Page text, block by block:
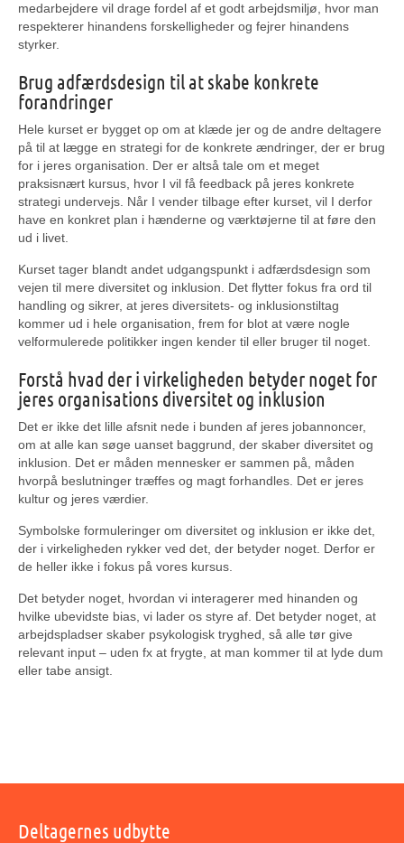
medarbejdere vil drage fordel af et godt arbejdsmiljø, hvor man
respekterer hinandens forskelligheder og fejrer hinandens
styrker.
Brug adfærdsdesign til at skabe konkrete
forandringer
Hele kurset er bygget op om at klæde jer og de andre deltagere
på til at lægge en strategi for de konkrete ændringer, der er brug
for i jeres organisation. Der er altså tale om et meget
praksisnært kursus, hvor I vil få feedback på jeres konkrete
strategi undervejs. Når I vender tilbage efter kurset, vil I derfor
have en konkret plan i hænderne og værktøjerne til at føre den
ud i livet.
Kurset tager blandt andet udgangspunkt i adfærdsdesign som
vejen til mere diversitet og inklusion. Det flytter fokus fra ord til
handling og sikrer, at jeres diversitets- og inklusionstiltag
kommer ud i hele organisation, frem for blot at være nogle
velformulerede politikker ingen kender til eller bruger til noget.
Forstå hvad der i virkeligheden betyder noget for
jeres organisations diversitet og inklusion
Det er ikke det lille afsnit nede i bunden af jeres jobannoncer,
om at alle kan søge uanset baggrund, der skaber diversitet og
inklusion. Det er måden mennesker er sammen på, måden
hvorpå beslutninger træffes og magt forhandles. Det er jeres
kultur og jeres værdier.
Symbolske formuleringer om diversitet og inklusion er ikke det,
der i virkeligheden rykker ved det, der betyder noget. Derfor er
de heller ikke i fokus på vores kursus.
Det betyder noget, hvordan vi interagerer med hinanden og
hvilke ubevidste bias, vi lader os styre af. Det betyder noget, at
arbejdspladser skaber psykologisk tryghed, så alle tør give
relevant input – uden fx at frygte, at man kommer til at lyde dum
eller tabe ansigt.
Deltagernes udbytte